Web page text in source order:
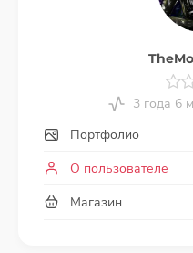
3 года 6
Портфолио
О пользователе
Магазин